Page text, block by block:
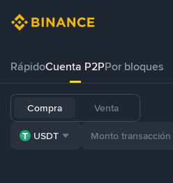
RápidoCuenta P2PPor bloques
Compra Venta
USDT